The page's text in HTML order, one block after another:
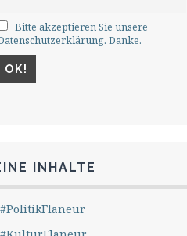
Bitte akzeptieren Sie unsere
Danke.
INHALTE
#PolitikFlaneur